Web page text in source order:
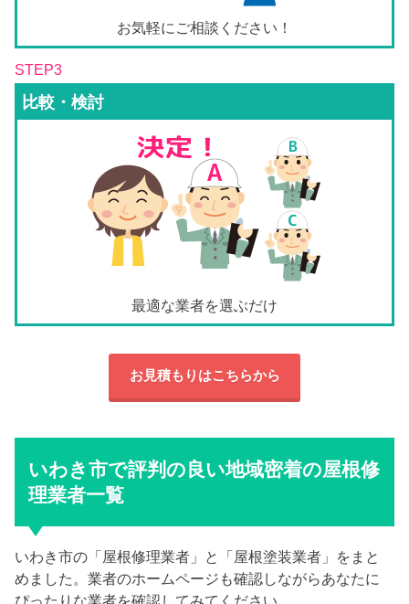
お気軽にご相談ください！
STEP3
比較・検討
最適な業者を選ぶだけ
お見積もりはこちらから
いわき市で評判の良い地域密着の屋根修
理業者一覧
いわき市の「屋根修理業者」と「屋根塗装業者」をまと
めました。業者のホームページも確認しながらあなたに
ぴったりな業者を確認してみてください。